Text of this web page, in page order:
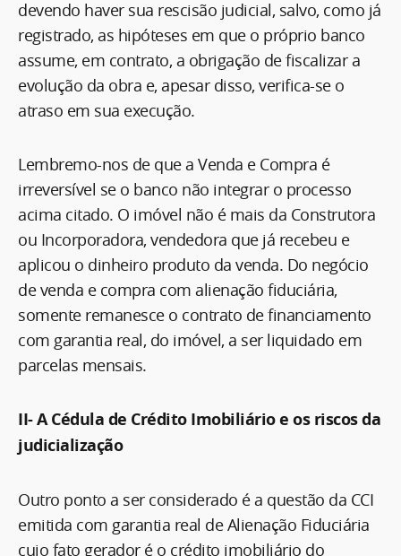
devendo haver sua rescisão judicial, salvo, como já
registrado, as hipóteses em que o próprio banco
assume, em contrato, a obrigação de fiscalizar a
evolução da obra e, apesar disso, verifica-se o
atraso em sua execução.
Lembremo-nos de que a Venda e Compra é
irreversível se o banco não integrar o processo
acima citado. O imóvel não é mais da Construtora
ou Incorporadora, vendedora que já recebeu e
aplicou o dinheiro produto da venda. Do negócio
de venda e compra com alienação fiduciária,
somente remanesce o contrato de financiamento
com garantia real, do imóvel, a ser liquidado em
parcelas mensais.
II-A Cédula de Crédito Imobiliário e os riscos da
judicialização
Outro ponto a ser considerado é a questão da CCI
emitida com garantia real de Alienação Fiduciária
cujo fato gerador é o crédito imobiliário do